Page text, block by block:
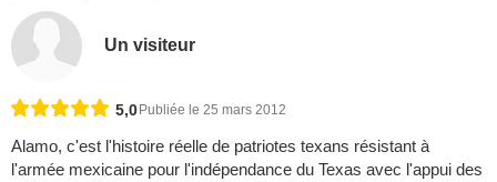
Un visiteur
5,0 Publiée le 25 mars 2012
Alamo, c'est l'histoire réelle de patriotes texans résistant à
l'armée mexicaine pour l'indépendance du Texas avec l'appui des